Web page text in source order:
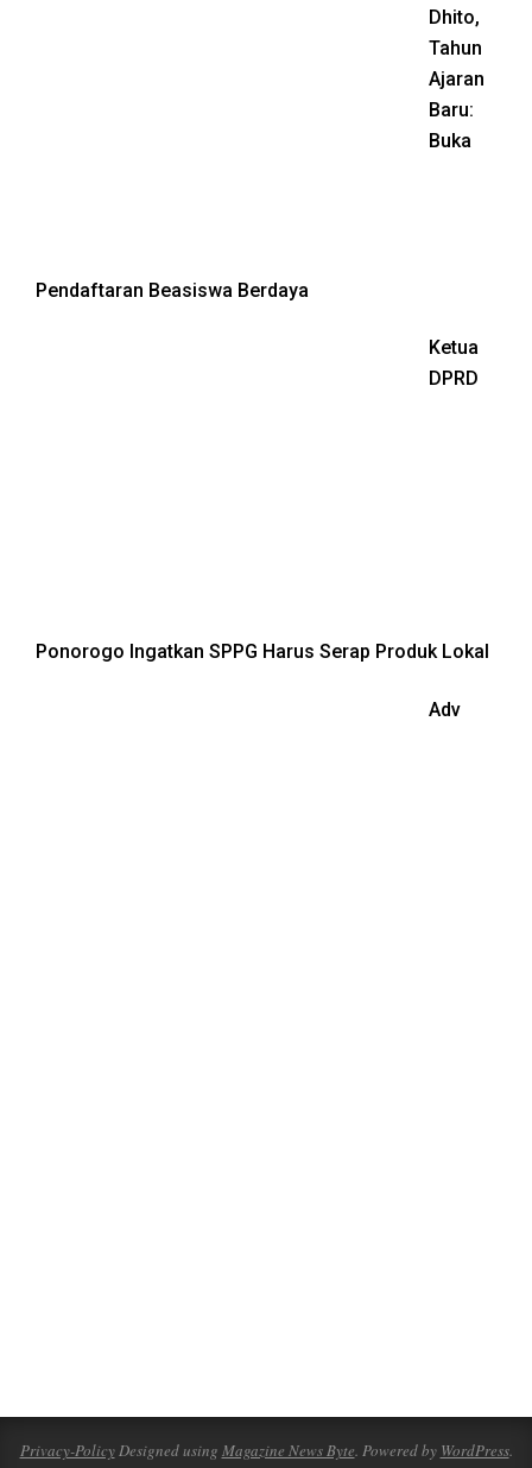
Dhito,
Tahun
Ajaran
Baru:
Buka
Pendaftaran Beasiswa Berdaya
Ketua
DPRD
Ponorogo Ingatkan SPPG Harus Serap Produk Lokal
Adv
Privacy-PolicyDesigned using Magazine News Byte. Powered by WordPress.